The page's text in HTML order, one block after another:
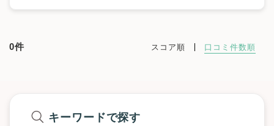
0件 スコア順 口コミ件数順
キーワードで探す